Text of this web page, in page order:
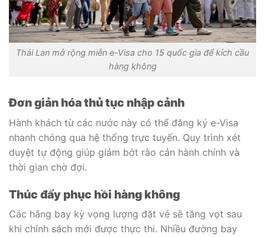
Thái Lan mở rộng miễn e-Visa cho 15 quốc gia để kích cầu
hàng không
Đơn giản hóa thủ tục nhập cảnh
Hành khách từ các nước này có thể đăng ký e-Visa
nhanh chóng qua hệ thống trực tuyến. Quy trình xét
duyệt tự động giúp giảm bớt rào cản hành chính và
thời gian chờ đợi.
Thúc đẩy phục hồi hàng không
Các hãng bay kỳ vọng lượng đặt vé sẽ tăng vọt sau
khi chính sách mới được thực thi. Nhiều đường bay